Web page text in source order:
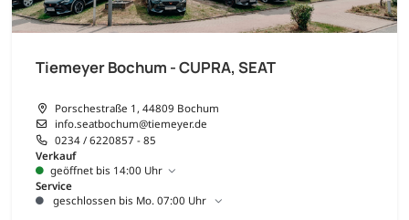
Tiemeyer Bochum - CUPRA, SEAT
Porschestraße 1, 44809 Bochum
info.seatbochum@tiemeyer.de
0234 / 6220857 - 85
Verkauf
geöffnet bis 14:00 Uhr
Service
geschlossen bis Mo. 07:00 Uhr